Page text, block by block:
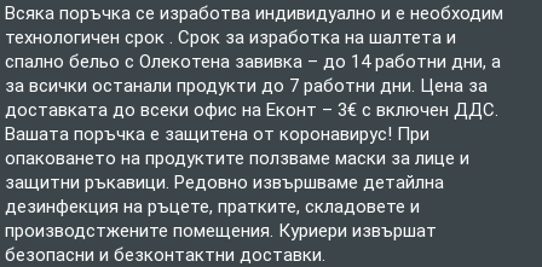
Всяка поръчка се изработва индивидуално и е необходим
технологичен срок . Срок за изработка на шалтета и
спално бельо с Олекотена завивка – до 14 работни дни, а
за всички останали продукти до 7 работни дни. Цена за
доставката до всеки офис на Еконт – 3€ с включен ДДС.
Вашата поръчка е защитена от коронавирус! При
опаковането на продуктите ползваме маски за лице и
защитни ръкавици. Редовно извършваме детайлна
дезинфекция на ръцете, пратките, складовете и
производстжените помещения. Куриери извършат
безопасни и безконтактни доставки.